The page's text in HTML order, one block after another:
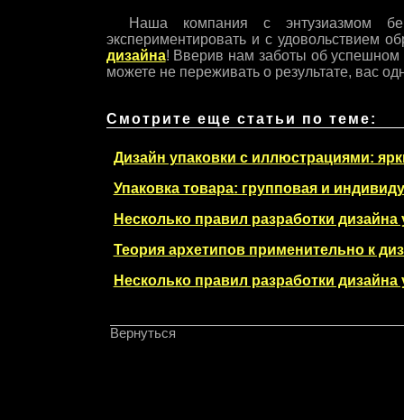
Наша компания с энтузиазмом
экспериментировать и с удовольствием
дизайна! Вверив нам заботы об
можете не переживать о результате, вас
Смотрите еще статьи по теме:
Дизайн упаковки с иллюстрациями:
Упаковка товара: групповая и
Несколько правил разработки
Теория архетипов применительно к
Несколько правил разработки
Вернуться